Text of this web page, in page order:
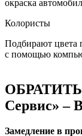
окраска
Колористы
Подбирают цвета
с помощью
Сервис»
Замедление в